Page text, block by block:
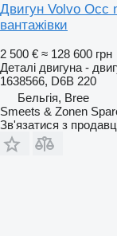
Двигун Volvo Occ
вантажівки
2 500 € ≈ 128 600 грн
Деталі двигуна -
1638566, D6B 220
Бельгія, Bree
Smeets & Zonen
Зв'язатися з